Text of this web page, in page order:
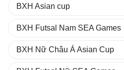
BXH Asian cup
BXH Futsal Nam SEA Games
BXH Nữ Châu Á Asian Cup